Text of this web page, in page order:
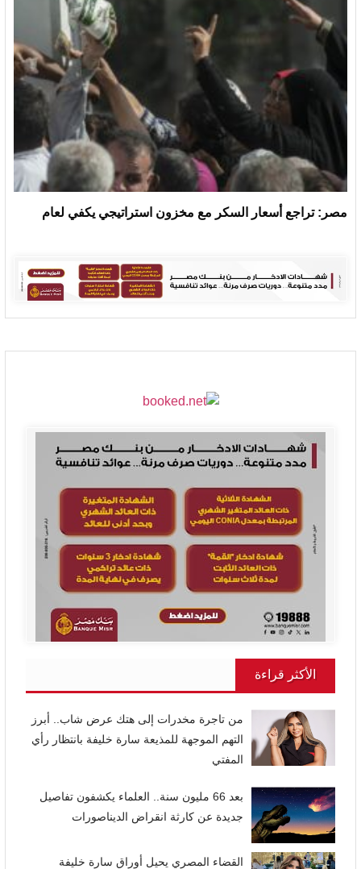
مصر: تراجع أسعار السكر مع مخزون استراتيجي يكفي لعام
الأكثر قراءة
من تاجرة مخدرات إلى هتك عرض شاب.. أبرز
التهم الموجهة للمذيعة سارة خليفة بانتظار رأي
المفتي
بعد 66 مليون سنة.. العلماء يكشفون تفاصيل
جديدة عن كارثة انقراض الديناصورات
القضاء المصري يحيل أوراق سارة خليفة